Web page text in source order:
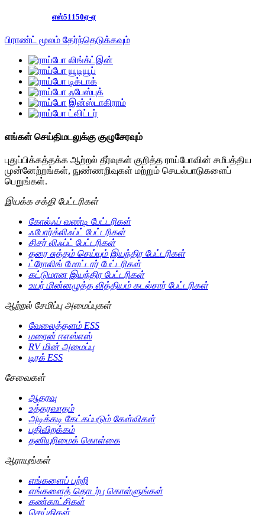
எஸ்51150ஏ-ஏ
பிராண்ட் மூலம் தேர்ந்தெடுக்கவும்
எங்கள் செய்திமடலுக்கு குழுசேரவும்
புதுப்பிக்கத்தக்க ஆற்றல் தீர்வுகள் குறித்த ராய்போவின் சமீபத்திய
முன்னேற்றங்கள், நுண்ணறிவுகள் மற்றும் செயல்பாடுகளைப்
பெறுங்கள்.
இயக்க சக்தி பேட்டரிகள்
கோல்ஃப் வண்டி பேட்டரிகள்
ஃபோர்க்லிஃப்ட் பேட்டரிகள்
சிசர் லிஃப்ட் பேட்டரிகள்
தரை சுத்தம் செய்யும் இயந்திர பேட்டரிகள்
ட்ரோலிங் மோட்டார் பேட்டரிகள்
கட்டுமான இயந்திர பேட்டரிகள்
உயர் மின்னழுத்த லித்தியம் கடல்சார் பேட்டரிகள்
ஆற்றல் சேமிப்பு அமைப்புகள்
வேலைத்தளம் ESS
மரைன் ஈஎஸ்எஸ்
RV மின் அமைப்பு
டிரக் ESS
சேவைகள்
ஆதரவு
உத்தரவாதம்
அடிக்கடி கேட்கப்படும் கேள்விகள்
பதிவிறக்கம்
தனியுரிமைக் கொள்கை
ஆராயுங்கள்
எங்களைப் பற்றி
எங்களைத் தொடர்பு கொள்ளுங்கள்
கண்காட்சிகள்
செய்திகள்